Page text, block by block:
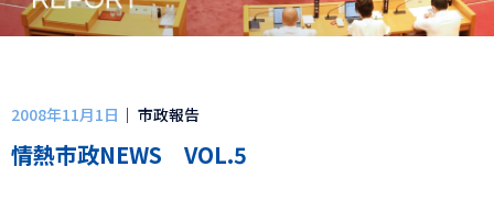
2008年11月1日 ｜ 市政報告
情熱市政NEWS VOL.5